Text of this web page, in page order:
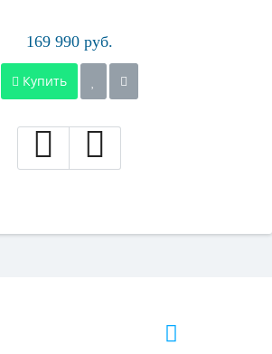
169 990 руб.
Купить